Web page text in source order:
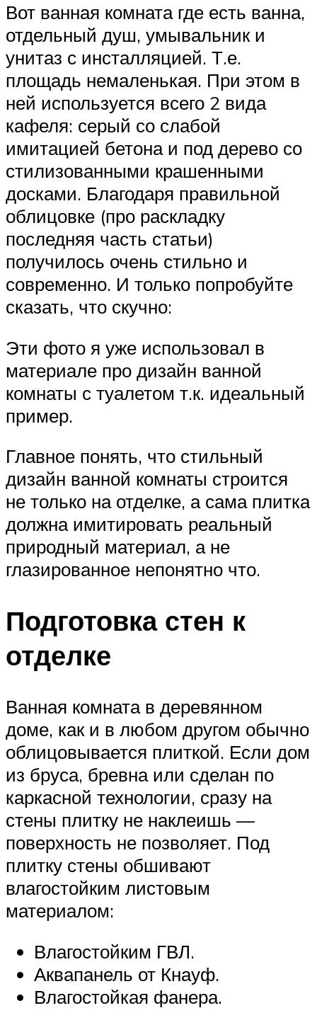
Вот ванная комната где есть ванна,
отдельный душ, умывальник и
унитаз с инсталляцией. Т.е.
площадь немаленькая. При этом в
ней используется всего 2 вида
кафеля: серый со слабой
имитацией бетона и под дерево со
стилизованными крашенными
досками. Благодаря правильной
облицовке (про раскладку
последняя часть статьи)
получилось очень стильно и
современно. И только попробуйте
сказать, что скучно:
Эти фото я уже использовал в
материале про дизайн ванной
комнаты с туалетом т.к. идеальный
пример.
Главное понять, что стильный
дизайн ванной комнаты строится
не только на отделке, а сама плитка
должна имитировать реальный
природный материал, а не
глазированное непонятно что.
Подготовка стен к
отделке
Ванная комната в деревянном
доме, как и в любом другом обычно
облицовывается плиткой. Если дом
из бруса, бревна или сделан по
каркасной технологии, сразу на
стены плитку не наклеишь —
поверхность не позволяет. Под
плитку стены обшивают
влагостойким листовым
материалом:
Влагостойким ГВЛ.
Аквапанель от Кнауф.
Влагостойкая фанера.